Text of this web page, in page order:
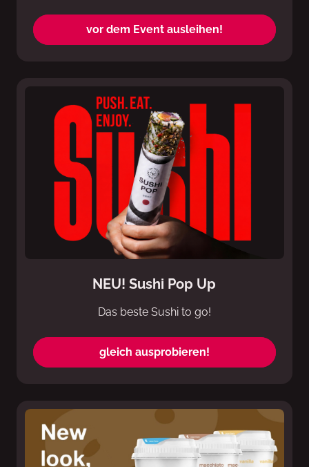
vor dem Event ausleihen!
NEU! Sushi Pop Up
Das beste Sushi to go!
gleich ausprobieren!